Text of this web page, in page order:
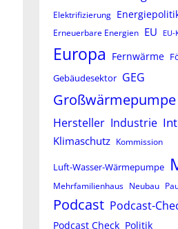
Elektrifizierung
Erneuerbare Energien EU
Europa Fernwärme
Gebäudesektor GEG
Großwärmepumpe
Hersteller Industrie
Klimaschutz Kommission
Luft-Wasser-Wärmepumpe
Mehrfamilienhaus Neubau
Podcast Podcast-
Podcast Check Politik